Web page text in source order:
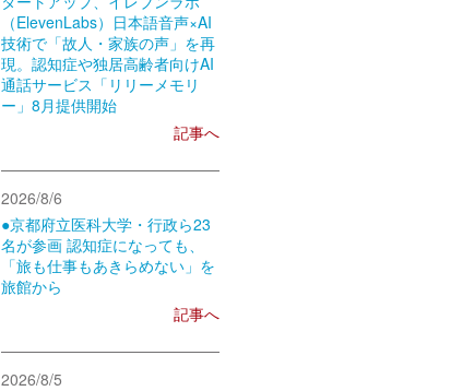
（ElevenLabs）日本語音声×AI
技術で「故人・家族の声」を再
現。認知症や独居高齢者向けAI
通話サービス「リリーメモリ
ー」8月提供開始
記事へ
2026/8/6
●京都府立医科大学・行政ら23
名が参画 認知症になっても、
「旅も仕事もあきらめない」を
旅館から
記事へ
2026/8/5